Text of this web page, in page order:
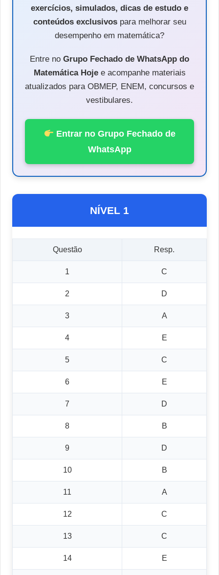
exercícios, simulados, dicas de estudo e
conteúdos exclusivospara melhorar seu
desempenho em matemática?
Entre no Grupo Fechado de WhatsApp do
Matemática Hojee acompanhe materiais
atualizados para OBMEP, ENEM, concursos e
vestibulares.
Entrar no Grupo Fechado de
WhatsApp
NÍVEL 1
Questão Resp.
1 C
2 D
3 A
4 E
5 C
6 E
7 D
8 B
9 D
10 B
11 A
12 C
13 C
14 E